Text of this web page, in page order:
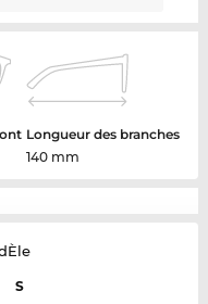
Longueur des branches
140 mm
S